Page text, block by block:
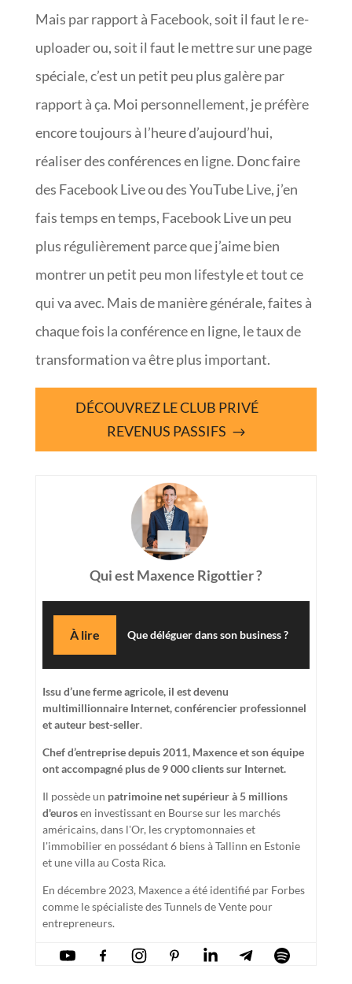
Mais par rapport à Facebook, soit il faut le re-
uploader ou, soit il faut le mettre sur une page
spéciale, c’est un petit peu plus galère par
rapport à ça. Moi personnellement, je préfère
encore toujours à l’heure d’aujourd’hui,
réaliser des conférences en ligne. Donc faire
des Facebook Live ou des YouTube Live, j’en
fais temps en temps, Facebook Live un peu
plus régulièrement parce que j’aime bien
montrer un petit peu mon lifestyle et tout ce
qui va avec. Mais de manière générale, faites à
chaque fois la conférence en ligne, le taux de
transformation va être plus important.
DÉCOUVREZ LE CLUB PRIVÉ
REVENUS PASSIFS
Qui est Maxence Rigottier ?
À lire Que déléguer dans son business ?
Issu d’une ferme agricole, il est devenu
multimillionnaire Internet, conférencier professionnel
et auteur best-seller.
Chef d’entreprise depuis 2011, Maxence et son équipe
ont accompagné plus de 9 000 clients sur Internet.
Il possède un patrimoine net supérieur à 5 millions
d'eurosen investissant en Bourse sur les marchés
américains, dans l'Or, les cryptomonnaies et
l'immobilier en possédant 6 biens à Tallinn en Estonie
et une villa au Costa Rica.
En décembre 2023, Maxence a été identifié par Forbes
comme le spécialiste des Tunnels de Vente pour
entrepreneurs.